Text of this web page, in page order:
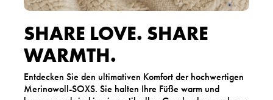
SHARE LOVE. SHARE
WARMTH.
Entdecken Sie den ultimativen Komfort der hochwertigen
Merinowoll-SOXS. Sie halten Ihre Füße warm und